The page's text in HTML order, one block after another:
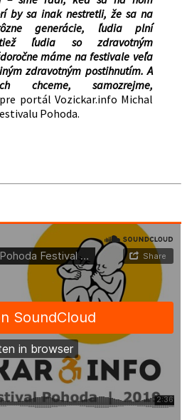
by sa inak nestretli, že sa na
generácie, ľudia plní
ľudia so zdravotným
máme na festivale veľa
zdravotným postihnutím. A
chceme, samozrejme,
portál Vozickar.info Michal
Pohoda.